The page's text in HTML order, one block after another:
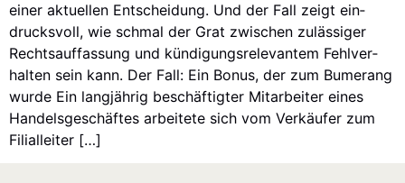
einer aktu­el­len Ent­schei­dung. Und der Fall zeigt ein­
drucks­voll, wie schmal der Grat zwi­schen zuläs­si­ger
Rechts­auf­fas­sung und kün­di­gungs­re­le­van­tem Fehl­ver­
hal­ten sein kann. Der Fall: Ein Bonus, der zum Bume­rang
wur­de Ein lang­jäh­rig beschäf­tig­ter Mit­ar­bei­ter eines
Han­dels­ge­schäf­tes arbei­te­te sich vom Ver­käu­fer zum
Fili­al­lei­ter […]